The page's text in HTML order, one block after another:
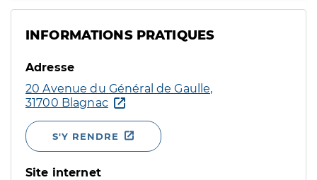
INFORMATIONS PRATIQUES
Adresse
20 Avenue du Général de Gaulle,
31700 Blagnac
S'Y RENDRE
Site internet